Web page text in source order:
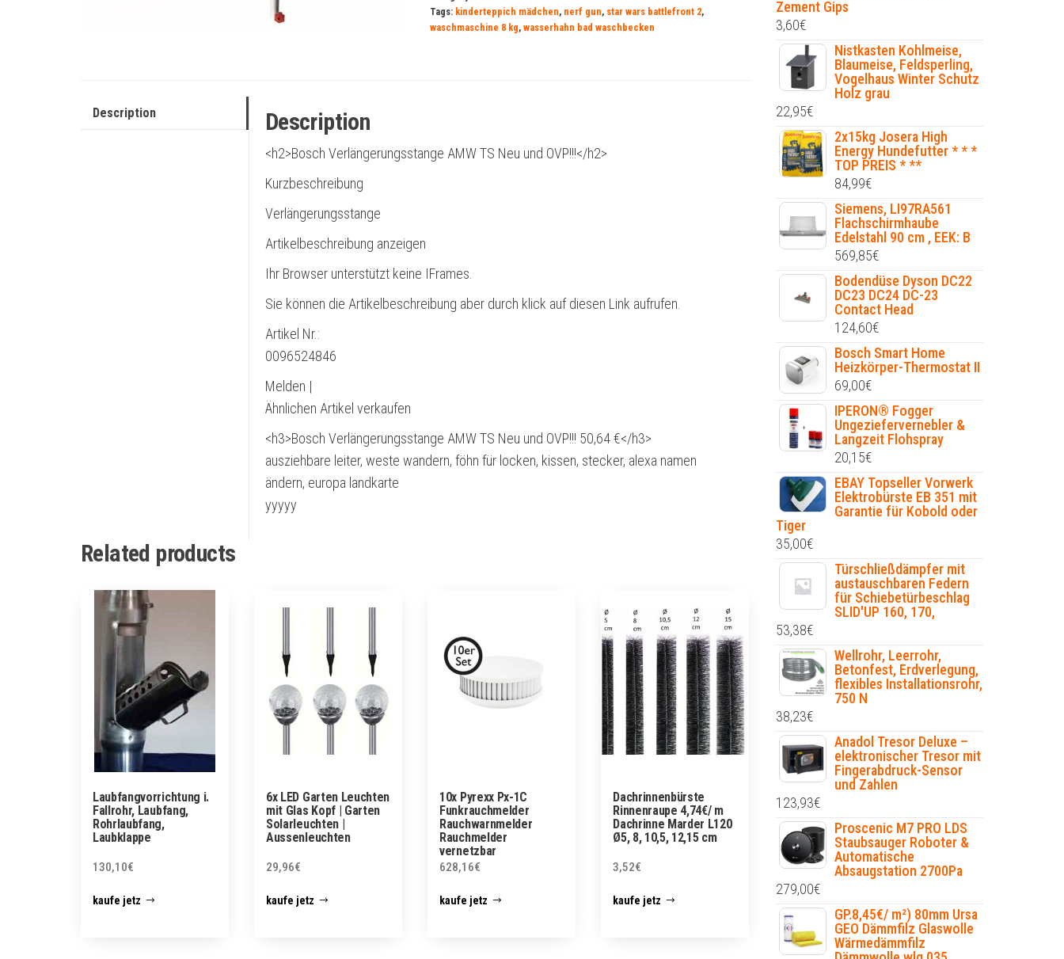
Tags: kinderteppich mädchen, nerf gun, star wars battlefront 2,
waschmaschine 8 kg, wasserhahn bad waschbecken
Description Description
<h2>Bosch Verlängerungsstange AMW TS Neu und OVP!!!</h2>
Kurzbeschreibung
Verlängerungsstange
Artikelbeschreibung anzeigen
Ihr Browser unterstützt keine IFrames.
Sie können die Artikelbeschreibung aber durch klick auf diesen Link aufrufen.
Artikel Nr.:
0096524846
Melden |
Ähnlichen Artikel verkaufen
<h3>Bosch Verlängerungsstange AMW TS Neu und OVP!!! 50,64 €</h3>
ausziehbare leiter, weste wandern, föhn für locken, kissen, stecker, alexa namen
ändern, europa landkarte
yyyyy
Related products
Laubfangvorrichtung i.
Fallrohr, Laubfang,
Rohrlaubfang,
Laubklappe
130,10€
kaufe jetz
6x LED Garten Leuchten
mit Glas Kopf | Garten
Solarleuchten |
Aussenleuchten
29,96€
kaufe jetz
10x Pyrexx Px-1C
Funkrauchmelder
Rauchwarnmelder
Rauchmelder
vernetzbar
628,16€
kaufe jetz
Dachrinnenbürste
Rinnenraupe 4,74€/ m
Dachrinne Marder L120
Ø5, 8, 10,5, 12,15 cm
3,52€
kaufe jetz
Zement Gips
3,60€
Nistkasten Kohlmeise,
Blaumeise, Feldsperling,
Vogelhaus Winter Schutz
Holz grau
22,95€
2x15kg Josera High
Energy Hundefutter * * *
TOP PREIS * **
84,99€
Siemens, LI97RA561
Flachschirmhaube
Edelstahl 90 cm , EEK: B
569,85€
Bodendüse Dyson DC22
DC23 DC24 DC-23
Contact Head
124,60€
Bosch Smart Home
Heizkörper-Thermostat II
69,00€
IPERON® Fogger
Ungeziefervernebler &
Langzeit Flohspray
20,15€
EBAY Topseller Vorwerk
Elektrobürste EB 351 mit
Garantie für Kobold oder
Tiger
35,00€
Türschließdämpfer mit
austauschbaren Federn
für Schiebetürbeschlag
SLID'UP 160, 170,
53,38€
Wellrohr, Leerrohr,
Betonfest, Erdverlegung,
flexibles Installationsrohr,
750 N
38,23€
Anadol Tresor Deluxe –
elektronischer Tresor mit
Fingerabdruck-Sensor
und Zahlen
123,93€
Proscenic M7 PRO LDS
Staubsauger Roboter &
Automatische
Absaugstation 2700Pa
279,00€
GP.8,45€/ m²) 80mm Ursa
GEO Dämmfilz Glaswolle
Wärmedämmfilz